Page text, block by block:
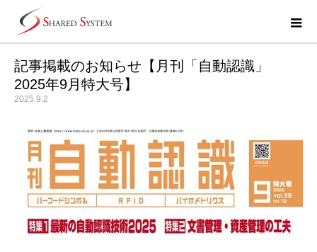
記事掲載のお知らせ【月刊「自動認識」
2025年9月特大号】
2025.9.2